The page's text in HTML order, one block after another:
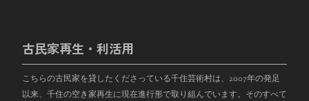
古民家再生・利活用
こちらの古民家を貸したくださっている千住芸術村は、 2007年の発足
以来、千住の空き家再生に現在進行形で取り組んでいます。そのすべて